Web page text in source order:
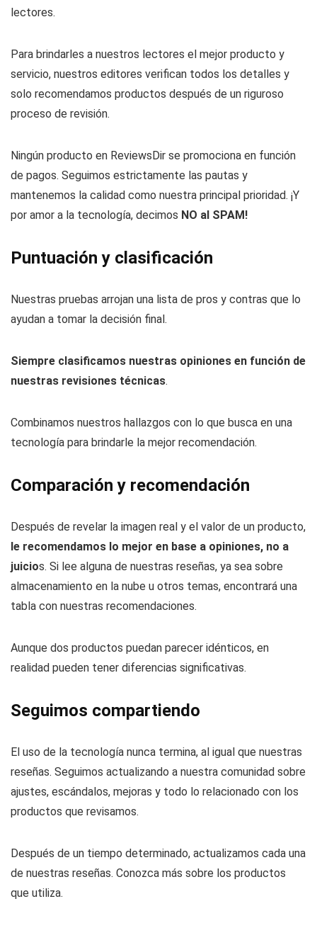
lectores.
Para brindarles a nuestros lectores el mejor producto y
servicio, nuestros editores verifican todos los detalles y
solo recomendamos productos después de un riguroso
proceso de revisión.
Ningún producto en ReviewsDir se promociona en función
de pagos. Seguimos estrictamente las pautas y
mantenemos la calidad como nuestra principal prioridad. ¡Y
por amor a la tecnología, decimos NO al SPAM!
Puntuación y clasificación
Nuestras pruebas arrojan una lista de pros y contras que lo
ayudan a tomar la decisión final.
Siempre clasificamos nuestras opiniones en función de
nuestras revisiones técnicas.
Combinamos nuestros hallazgos con lo que busca en una
tecnología para brindarle la mejor recomendación.
Comparación y recomendación
Después de revelar la imagen real y el valor de un producto,
le recomendamos lo mejor en base a opiniones, no a
juicios. Si lee alguna de nuestras reseñas, ya sea sobre
almacenamiento en la nube u otros temas, encontrará una
tabla con nuestras recomendaciones.
Aunque dos productos puedan parecer idénticos, en
realidad pueden tener diferencias significativas.
Seguimos compartiendo
El uso de la tecnología nunca termina, al igual que nuestras
reseñas. Seguimos actualizando a nuestra comunidad sobre
ajustes, escándalos, mejoras y todo lo relacionado con los
productos que revisamos.
Después de un tiempo determinado, actualizamos cada una
de nuestras reseñas. Conozca más sobre los productos
que utiliza.